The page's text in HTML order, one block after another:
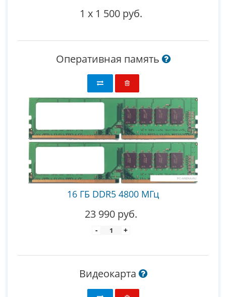
1 x 1 500 руб.
Оперативная память
16 ГБ DDR5 4800 МГц
23 990 руб.
- +
Видеокарта